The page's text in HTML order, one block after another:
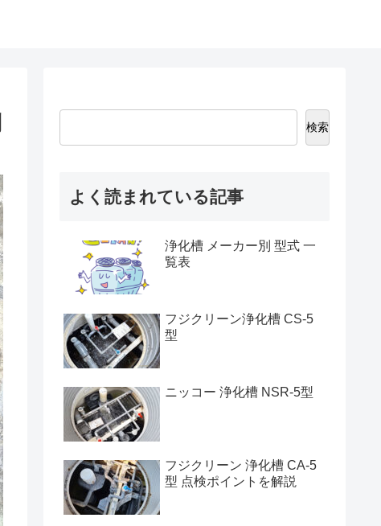
検索
よく読まれている記事
浄化槽 メーカー別 型式 一
覧表
フジクリーン浄化槽 CS-5
型
ニッコー 浄化槽 NSR-5型
フジクリーン 浄化槽 CA-5
型 点検ポイントを解説